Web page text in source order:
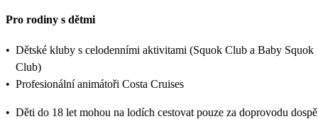
Pro rodiny s dětmi
• Dětské kluby s celodenními aktivitami (Squok Club a Baby Squok
Club)
• Profesionální animátoři Costa Cruises
• Děti do 18 let mohou na lodích cestovat pouze za doprovodu